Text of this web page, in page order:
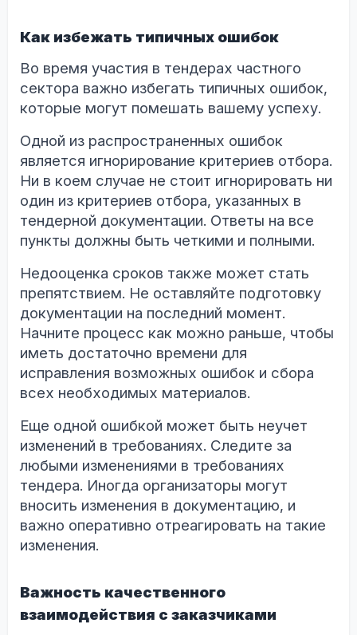
Как избежать типичных ошибок
Во время участия в тендерах частного
сектора важно избегать типичных ошибок,
которые могут помешать вашему успеху.
Одной из распространенных ошибок
является игнорирование критериев отбора.
Ни в коем случае не стоит игнорировать ни
один из критериев отбора, указанных в
тендерной документации. Ответы на все
пункты должны быть четкими и полными.
Недооценка сроков также может стать
препятствием. Не оставляйте подготовку
документации на последний момент.
Начните процесс как можно раньше, чтобы
иметь достаточно времени для
исправления возможных ошибок и сбора
всех необходимых материалов.
Еще одной ошибкой может быть неучет
изменений в требованиях. Следите за
любыми изменениями в требованиях
тендера. Иногда организаторы могут
вносить изменения в документацию, и
важно оперативно отреагировать на такие
изменения.
Важность качественного
взаимодействия с заказчиками